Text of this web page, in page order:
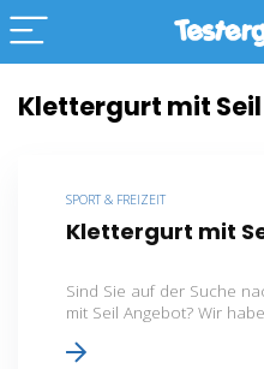
Klettergurt mit Seil
SPORT & FREIZEIT
Klettergurt mit
Sind Sie auf der Suche
mit Seil Angebot? Wir